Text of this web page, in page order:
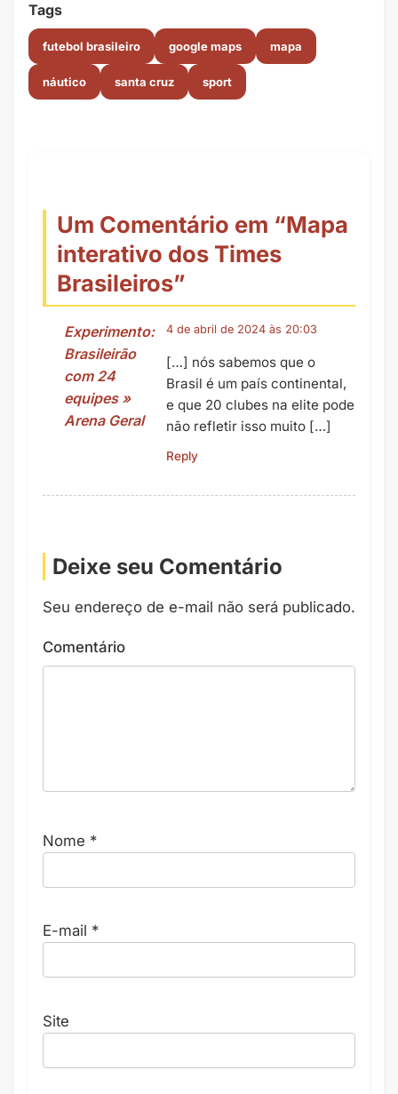
Tags
futebol brasileiro google maps mapa
náutico santa cruz sport
Um Comentário em “Mapa
interativo dos Times
Brasileiros”
Experimento:
Brasileirão
com 24
equipes »
Arena Geral
4 de abril de 2024 às 20:03
[…] nós sabemos que o
Brasil é um país continental,
e que 20 clubes na elite pode
não refletir isso muito […]
Reply
Deixe seu Comentário
Seu endereço de e-mail não será publicado.
Comentário
Nome *
E-mail *
Site